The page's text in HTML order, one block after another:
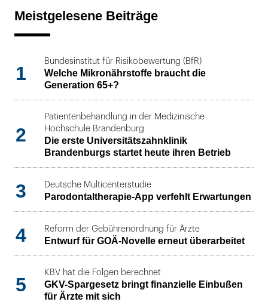
Meistgelesene Beiträge
1
Bundesinstitut für Risikobewertung (BfR)
Welche Mikronährstoffe braucht die
Generation 65+?
2
Patientenbehandlung in der Medizinische
Hochschule Brandenburg
Die erste Universitätszahnklinik
Brandenburgs startet heute ihren Betrieb
3 Deutsche Multicenterstudie
Parodontaltherapie-App verfehlt Erwartungen
4 Reform der Gebührenordnung für Ärzte
Entwurf für GOÄ-Novelle erneut überarbeitet
5
KBV hat die Folgen berechnet
GKV-Spargesetz bringt finanzielle Einbußen
für Ärzte mit sich